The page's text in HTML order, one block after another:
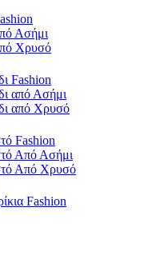
Ασήμι
Χρυσό
Fashion
από Ασήμι
από Χρυσό
Fashion
Από Ασήμι
Από Χρυσό
Fashion